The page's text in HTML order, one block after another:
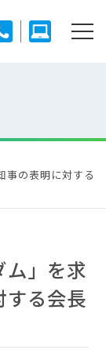
事の表明に対する
ム」を求
する会長